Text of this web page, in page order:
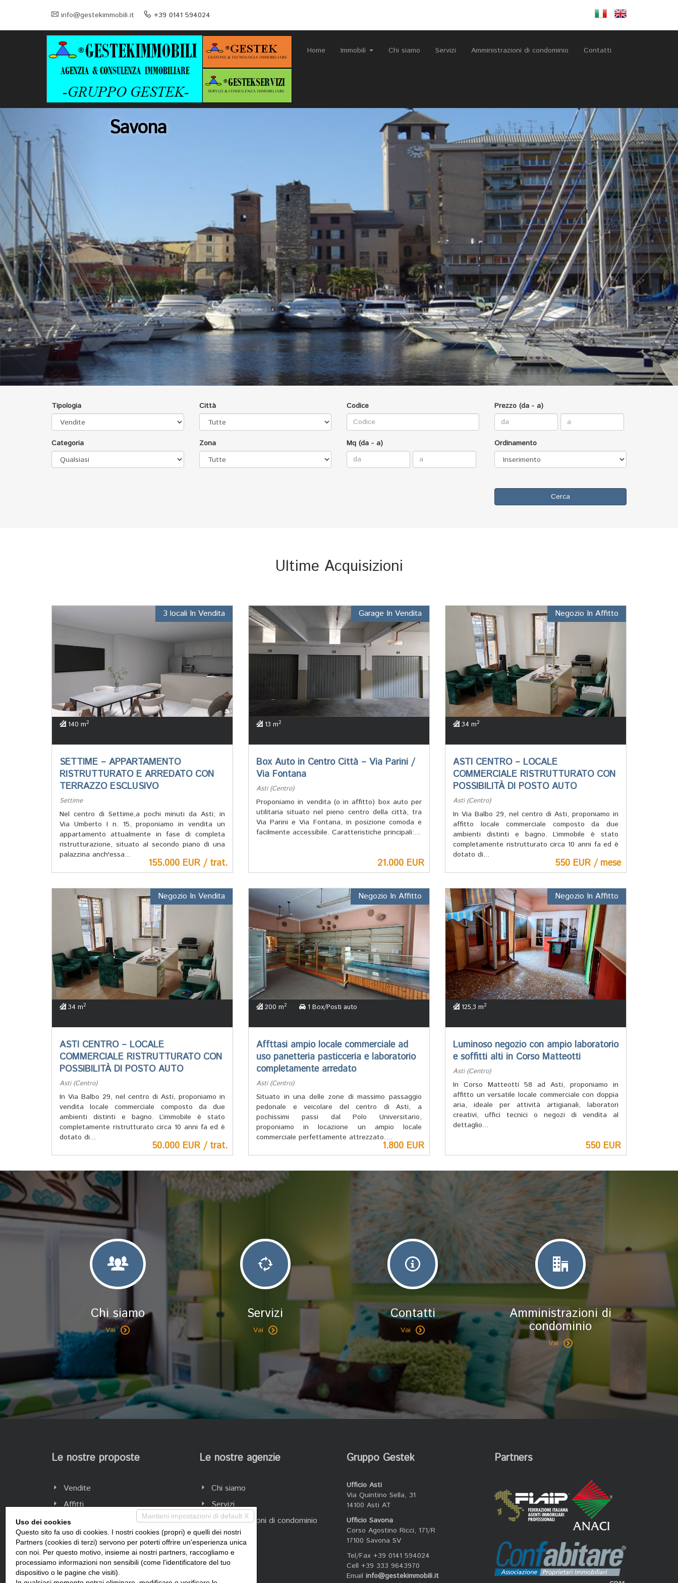
info@gestekimmobili.it +39 0141 594024
Home Immobili Chi siamo Servizi Amministrazioni di condominio Contatti
Asti
Tipologia
Categoria
Città
Zona
Codice
Mq (da - a)
Prezzo (da - a)
Ordinamento
Cerca
Ultime Acquisizioni
3 locali In Vendita
140 m2
SETTIME – APPARTAMENTO
RISTRUTTURATO E ARREDATO CON
TERRAZZO ESCLUSIVO
Settime
Nel centro di Settime,a pochi minuti da Asti; in
Via Umberto I n. 15, proponiamo in vendita un
appartamento attualmente in fase di completa
ristrutturazione, situato al secondo piano di una
palazzina anch'essa...
155.000 EUR / trat.
Garage In Vendita
13 m2
Box Auto in Centro Città – Via Parini /
Via Fontana
Asti (Centro)
Proponiamo in vendita (o in affitto) box auto per
utilitaria situato nel pieno centro della città, tra
Via Parini e Via Fontana, in posizione comoda e
facilmente accessibile. Caratteristiche principali:...
21.000 EUR
Negozio In Affitto
34 m2
ASTI CENTRO – LOCALE
COMMERCIALE RISTRUTTURATO CON
POSSIBILITÀ DI POSTO AUTO
Asti (Centro)
In Via Balbo 29, nel centro di Asti, proponiamo in
affitto locale commerciale composto da due
ambienti distinti e bagno. L’immobile è stato
completamente ristrutturato circa 10 anni fa ed è
dotato di...
550 EUR / mese
Negozio In Vendita
34 m2
ASTI CENTRO – LOCALE
COMMERCIALE RISTRUTTURATO CON
POSSIBILITÀ DI POSTO AUTO
Asti (Centro)
In Via Balbo 29, nel centro di Asti, proponiamo in
vendita locale commerciale composto da due
ambienti distinti e bagno. L’immobile è stato
completamente ristrutturato circa 10 anni fa ed è
dotato di...
50.000 EUR / trat.
Negozio In Affitto
200 m2 1 Box/Posti auto
Affttasi ampio locale commerciale ad
uso panetteria pasticceria e laboratorio
completamente arredato
Asti (Centro)
Situato in una delle zone di massimo passaggio
pedonale e veicolare del centro di Asti, a
pochissimi passi dal Polo Universitario,
proponiamo in locazione un ampio locale
commerciale perfettamente attrezzato....
1.800 EUR
Negozio In Affitto
125,3 m2
Luminoso negozio con ampio laboratorio
e soffitti alti in Corso Matteotti
Asti (Centro)
In Corso Matteotti 58 ad Asti, proponiamo in
affitto un versatile locale commerciale con doppia
aria, ideale per attività artigianali, laboratori
creativi, uffici tecnici o negozi di vendita al
dettaglio...
550 EUR
Chi siamo
Vai
Servizi
Vai
Contatti
Vai
Amministrazioni di
condominio
Vai
Le nostre proposte
Vendite
Affitti
Le nostre agenzie
Chi siamo
Servizi
Amministrazioni di condominio
Contatti
Gruppo Gestek
Ufficio Asti
Via Quintino Sella, 31
14100 Asti AT
Ufficio Savona
Corso Agostino Ricci, 171/R
17100 Savona SV
Tel/Fax +39 0141 594024
Cell +39 333 9643970
Email info@gestekimmobili.it
Partners
Mantieni impostazioni di default X
Uso dei cookies
Questo sito fa uso di cookies. I nostri cookies (propri) e quelli dei nostri
Partners (cookies di terzi) servono per poterti offrire un'esperienza unica
con noi. Per questo motivo, insieme ai nostri partners, raccogliamo e
processiamo informazioni non sensibili (come l'identificatore del tuo
dispositivo o le pagine che visiti).